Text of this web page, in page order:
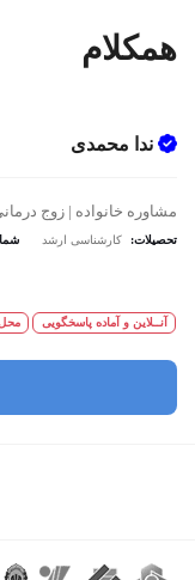
همکلام
ندا محمدی
مشاوره خانواده | زوج
تحصیلات: کارشناسی ارشد
آنــلاین و آماده پاسخگویی